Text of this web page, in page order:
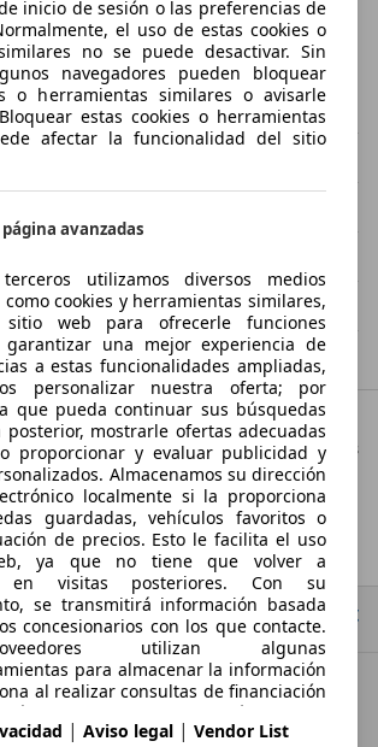
cercanas a Albuixech
Meliana
Maria, el
Bonrepòs i Mirambell
adicional sobre el consumo de
específicas de CO2 de los turismos nuevos
de combustible y emisiones de CO2” que
en todos los puntos de venta y en
Ir arriba
mayor mercado de automoción de
inicio de sesión o las preferencias de
el uso de estas cookies o
no se puede desactivar. Sin
navegadores pueden bloquear
o herramientas similares o avisarle
estas cookies o herramientas
afectar la funcionalidad del sitio
avanzadas
utilizamos diversos medios
cookies y herramientas similares,
web para ofrecerle funciones
garantizar una mejor experiencia de
a estas funcionalidades ampliadas,
personalizar nuestra oferta; por
que pueda continuar sus búsquedas
mostrarle ofertas adecuadas
proporcionar y evaluar publicidad y
Almacenamos su dirección
localmente si la proporciona
guardadas, vehículos favoritos o
de precios. Esto le facilita el uso
ya que no tiene que volver a
en visitas posteriores. Con su
se transmitirá información basada
concesionarios con los que contacte.
utilizan algunas
para almacenar la información
al realizar consultas de financiación
días y reutilizarla automáticamente
periodo para completar nuevas
| Aviso legal | Vendor List